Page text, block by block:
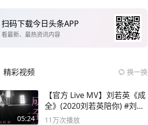
扫码下载今日头条APP
看最新、最热资讯内容
精彩视频 换一换
05:24
【官方 Live MV】刘若英《成
全》(2020刘若英陪你) #刘若
英 #成全
11万次播放